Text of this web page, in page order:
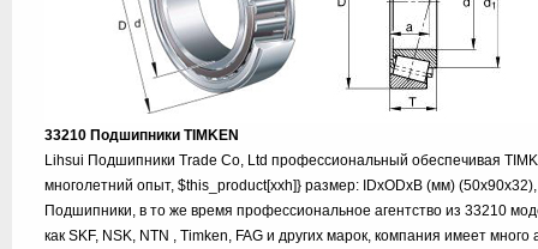
33210 Подшипники TIMKEN
Lihsui Подшипники Trade Co, Ltd профессиональный обеспечивая
многолетний опыт, $this_product[xxh]} размер: IDxODxB (мм)
Подшипники, в то же время профессиональное агентство из 33210
как SKF, NSK, NTN , Timken, FAG и других марок, компания имеет